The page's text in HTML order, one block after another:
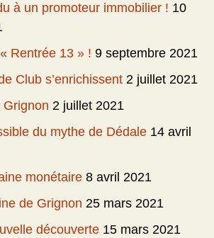
à un promoteur immobilier ! 10
Rentrée 13 » ! 9 septembre 2021
Club s’enrichissent 2 juillet 2021
2 juillet 2021
du mythe de Dédale 14 avril
monétaire 8 avril 2021
de Grignon 25 mars 2021
découverte 15 mars 2021